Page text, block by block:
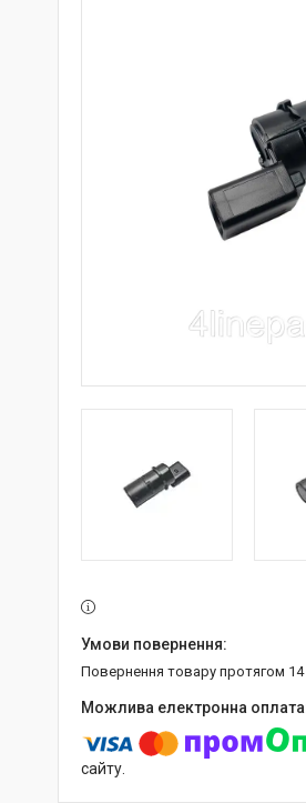
повернення товару протягом 14
сайту.